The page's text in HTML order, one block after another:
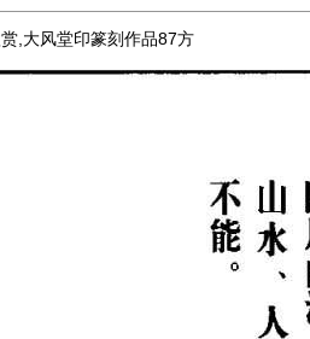
,大风堂印篆刻作品87方